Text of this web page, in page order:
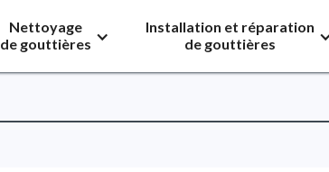
Nettoyage
de gouttières
Installation et réparation
de gouttières